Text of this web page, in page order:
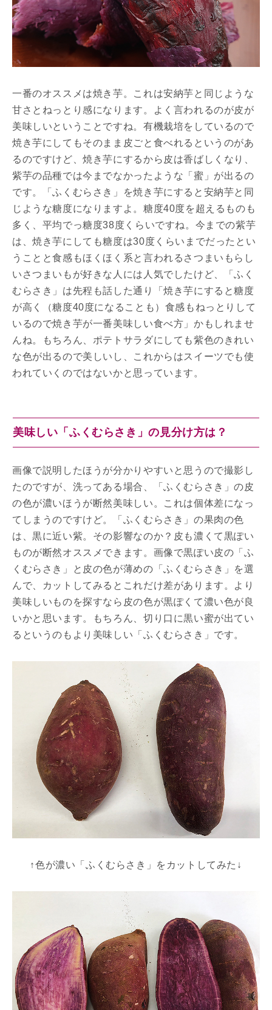
一番のオススメは焼き芋。これは安納芋と同じような
甘さとねっとり感になります。よく言われるのが皮が
美味しいということですね。有機栽培をしているので
焼き芋にしてもそのまま皮ごと食べれるというのがあ
るのですけど、焼き芋にするから皮は香ばしくなり、
紫芋の品種では今までなかったような「蜜」が出るの
です。「ふくむらさき」を焼き芋にすると安納芋と同
じような糖度になりますよ。糖度40度を超えるものも
多く、平均でっ糖度38度くらいですね。今までの紫芋
は、焼き芋にしても糖度は30度くらいまでだったとい
うことと食感もほくほく系と言われるさつまいもらし
いさつまいもが好きな人には人気でしたけど、「ふく
むらさき」は先程も話した通り「焼き芋にすると糖度
が高く（糖度40度になることも）食感もねっとりして
いるので焼き芋が一番美味しい食べ方」かもしれませ
んね。もちろん、ポテトサラダにしても紫色のきれい
な色が出るので美しいし、これからはスイーツでも使
われていくのではないかと思っています。
美味しい「ふくむらさき」の見分け方は？
画像で説明したほうが分かりやすいと思うので撮影し
たのですが、洗ってある場合、「ふくむらさき」の皮
の色が濃いほうが断然美味しい。これは個体差になっ
てしまうのですけど。「ふくむらさき」の果肉の色
は、黒に近い紫。その影響なのか？皮も濃くて黒ぽい
ものが断然オススメできます。画像で黒ぽい皮の「ふ
くむらさき」と皮の色が薄めの「ふくむらさき」を選
んで、カットしてみるとこれだけ差があります。より
美味しいものを探すなら皮の色が黒ぽくて濃い色が良
いかと思います。もちろん、切り口に黒い蜜が出てい
るというのもより美味しい「ふくむらさき」です。
↑色が濃い「ふくむらさき」をカットしてみた↓